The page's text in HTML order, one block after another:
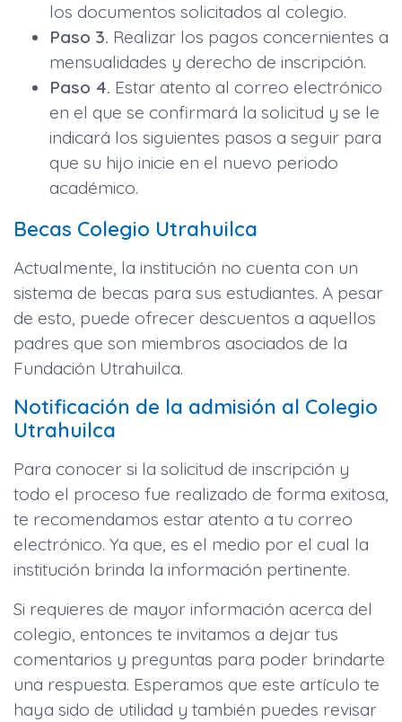
los documentos solicitados al colegio.
Paso 3. Realizar los pagos concernientes a
mensualidades y derecho de inscripción.
Paso 4. Estar atento al correo electrónico
en el que se confirmará la solicitud y se le
indicará los siguientes pasos a seguir para
que su hijo inicie en el nuevo periodo
académico.
Becas Colegio Utrahuilca
Actualmente, la institución no cuenta con un
sistema de becas para sus estudiantes. A pesar
de esto, puede ofrecer descuentos a aquellos
padres que son miembros asociados de la
Fundación Utrahuilca.
Notificación de la admisión al Colegio
Utrahuilca
Para conocer si la solicitud de inscripción y
todo el proceso fue realizado de forma exitosa,
te recomendamos estar atento a tu correo
electrónico. Ya que, es el medio por el cual la
institución brinda la información pertinente.
Si requieres de mayor información acerca del
colegio, entonces te invitamos a dejar tus
comentarios y preguntas para poder brindarte
una respuesta. Esperamos que este artículo te
haya sido de utilidad y también puedes revisar